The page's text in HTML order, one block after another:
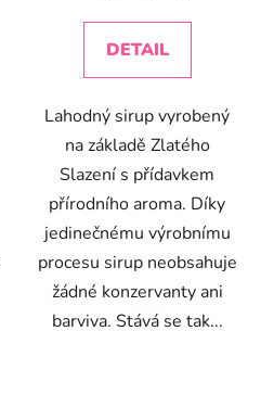
DETAIL
Lahodný sirup vyrobený
na základě Zlatého
Slazení s přídavkem
přírodního aroma. Díky
jedinečnému výrobnímu
procesu sirup neobsahuje
žádné konzervanty ani
barviva. Stává se tak...